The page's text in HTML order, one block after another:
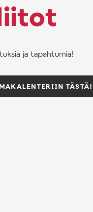
ja tapahtumia!
TÄSTÄ!